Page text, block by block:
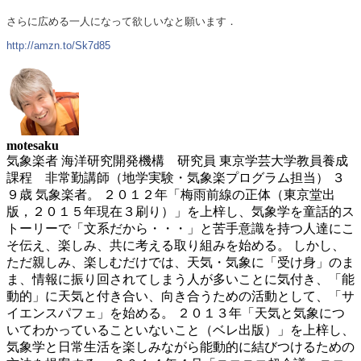
さらに広める一人になって欲しいなと願います．
http://amzn.to/Sk7d85
motesaku
気象楽者 海洋研究開発機構 研究員 東京学芸大学教員養成
課程 非常勤講師（地学実験・気象楽プログラム担当） ３
９歳 気象楽者。 ２０１２年「梅雨前線の正体（東京堂出
版，２０１５年現在３刷り）」を上梓し、気象学を童話的ス
トーリーで「文系だから・・・」と苦手意識を持つ人達にこ
そ伝え、楽しみ、共に考える取り組みを始める。 しかし、
ただ親しみ、楽しむだけでは、天気・気象に「受け身」のま
ま、情報に振り回されてしまう人が多いことに気付き、「能
動的」に天気と付き合い、向き合うための活動として、「サ
イエンスパフェ」を始める。 ２０１３年「天気と気象につ
いてわかっていることいないこと（ベレ出版）」を上梓し、
気象学と日常生活を楽しみながら能動的に結びつけるための